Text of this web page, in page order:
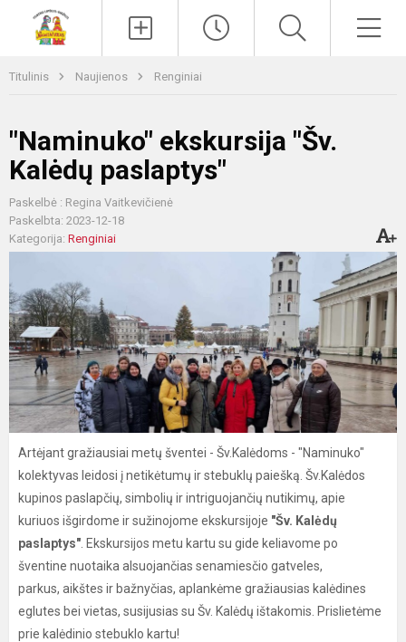
Titulinis Naujienos Renginiai
"Naminuko" ekskursija "Šv.
Kalėdų paslaptys"
Paskelbė : Regina Vaitkevičienė
Paskelbta: 2023-12-18
Kategorija: Renginiai
Artėjant gražiausiai metų šventei - Šv.Kalėdoms - "Naminuko"
kolektyvas leidosi į netikėtumų ir stebuklų paiešką. Šv.Kalėdos
kupinos paslapčių, simbolių ir intriguojančių nutikimų, apie
kuriuos išgirdome ir sužinojome ekskursijoje "Šv. Kalėdų
paslaptys" . Ekskursijos metu kartu su gide keliavome po
šventine nuotaika alsuojančias senamiesčio gatveles,
parkus, aikštes ir bažnyčias, aplankėme gražiausias kalėdines
eglutes bei vietas, susijusias su Šv. Kalėdų ištakomis. Prislietėme
prie kalėdinio stebuklo kartu!